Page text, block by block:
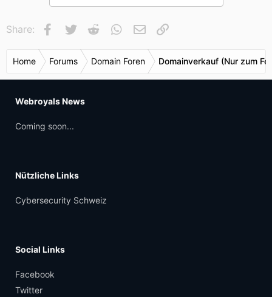
Share: Facebook
Twitter Reddit WhatsApp
E-Mail
Home Forums Domain Foren Domainverkauf (Nur zum
Webroyals News
Coming soon...
Nützliche Links
Cybersecurity Schweiz
Social Links
Facebook
Twitter